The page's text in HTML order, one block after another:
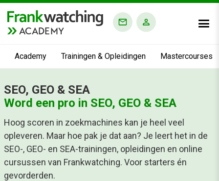
ACADEMY
Academy Trainingen & Opleidingen Mastercourses
SEO, GEO & SEA
Word een pro in SEO, GEO & SEA
Hoog scoren in zoekmachines kan je heel veel
opleveren. Maar hoe pak je dat aan? Je leert het in de
SEO-, GEO- en SEA-trainingen, opleidingen en online
cursussen van Frankwatching. Voor starters én
gevorderden.